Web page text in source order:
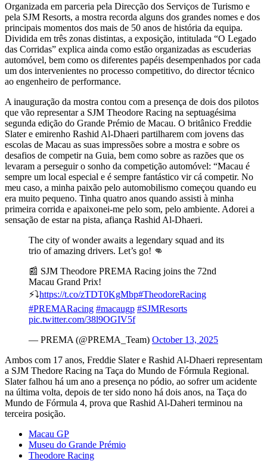
Organizada em parceria pela Direcção dos Serviços de Turismo e
pela SJM Resorts, a mostra recorda alguns dos grandes nomes e dos
principais momentos dos mais de 50 anos de história da equipa.
Dividida em três zonas distintas, a exposição, intitulada “O Legado
das Corridas” explica ainda como estão organizadas as escuderias
automóvel, bem como os diferentes papéis desempenhados por cada
um dos intervenientes no processo competitivo, do director técnico
ao engenheiro de performance.
A inauguração da mostra contou com a presença de dois dos pilotos
que vão representar a SJM Theodore Racing na septuagésima
segunda edição do Grande Prémio de Macau. O britânico Freddie
Slater e emirenho Rashid Al-Dhaeri partilharem com jovens das
escolas de Macau as suas impressões sobre a mostra e sobre os
desafios de competir na Guia, bem como sobre as razões que os
levaram a perseguir o sonho da competição automóvel: “Macau é
sempre um local especial e é sempre fantástico vir cá competir. No
meu caso, a minha paixão pelo automobilismo começou quando eu
era muito pequeno. Tinha quatro anos quando assisti à minha
primeira corrida e apaixonei-me pelo som, pelo ambiente. Adorei a
sensação de estar na pista, afiança Rashid Al-Dhaeri.
The city of wonder awaits a legendary squad and its
trio of amazing drivers. Let’s go! 👊
📰 SJM Theodore PREMA Racing joins the 72nd
Macau Grand Prix!
⚡️⤵️https://t.co/zTDT0KgMbp#TheodoreRacing
#PREMARacing #macaugp #SJMResorts
pic.twitter.com/38l9OGIV5f
— PREMA (@PREMA_Team) October 13, 2025
Ambos com 17 anos, Freddie Slater e Rashid Al-Dhaeri representam
a SJM Thedore Racing na Taça do Mundo de Fórmula Regional.
Slater falhou há um ano a presença no pódio, ao sofrer um acidente
na última volta, depois de ter sido nono há dois anos, na Taça do
Mundo de Fórmula 4, prova que Rashid Al-Daheri terminou na
terceira posição.
Macau GP
Museu do Grande Prémio
Theodore Racing